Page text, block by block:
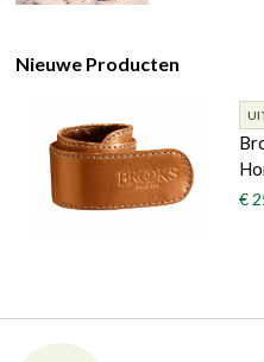
Nieuwe Producten
€